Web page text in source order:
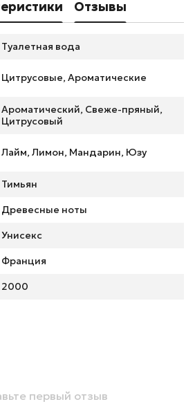
Отзывы
Туалетная вода
Цитрусовые, Ароматические
Ароматический, Свеже-пряный,
Цитрусовый
Лайм, Лимон, Мандарин, Юзу
Тимьян
Древесные ноты
Унисекс
Франция
2000
первый отзыв